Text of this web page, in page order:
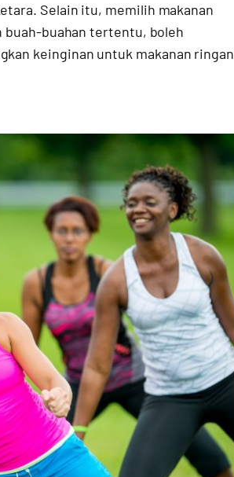
Selain itu, memilih makanan
buah-buahan tertentu, boleh
keinginan untuk makanan ringan